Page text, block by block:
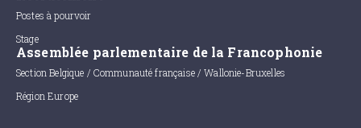
Postes à pourvoir
Stage
Assemblée parlementaire de la Francophonie
Section Belgique / Communauté française / Wallonie-Bruxelles
Région Europe